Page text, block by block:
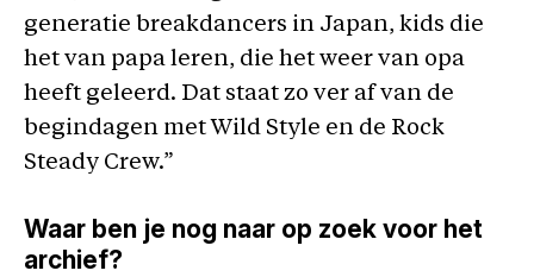
generatie breakdancers in Japan, kids die
het van papa leren, die het weer van opa
heeft geleerd. Dat staat zo ver af van de
begindagen met Wild Style en de Rock
Steady Crew.”
Waar ben je nog naar op zoek voor het
archief?